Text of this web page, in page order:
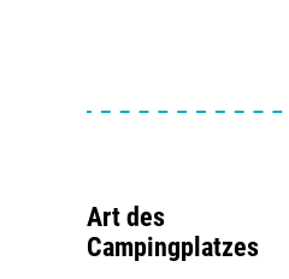
Art des
Campingplatzes